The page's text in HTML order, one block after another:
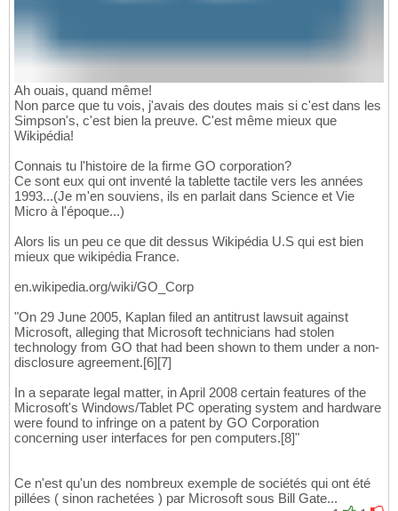
Ah ouais, quand même!
Non parce que tu vois, j'avais des doutes mais si c'est dans les
Simpson's, c'est bien la preuve. C'est même mieux que
Wikipédia!
Connais tu l'histoire de la firme GO corporation?
Ce sont eux qui ont inventé la tablette tactile vers les années
1993...(Je m'en souviens, ils en parlait dans Science et Vie
Micro à l'époque...)
Alors lis un peu ce que dit dessus Wikipédia U.S qui est bien
mieux que wikipédia France.
en.wikipedia.org/wiki/GO_Corp
"On 29 June 2005, Kaplan filed an antitrust lawsuit against
Microsoft, alleging that Microsoft technicians had stolen
technology from GO that had been shown to them under a non-
disclosure agreement.[6][7]
In a separate legal matter, in April 2008 certain features of the
Microsoft's Windows/Tablet PC operating system and hardware
were found to infringe on a patent by GO Corporation
concerning user interfaces for pen computers.[8]"
Ce n'est qu'un des nombreux exemple de sociétés qui ont été
pillées ( sinon rachetées ) par Microsoft sous Bill Gate...